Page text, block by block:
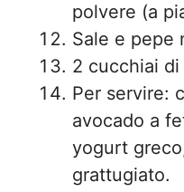
polvere (a
Sale e pepe
2 cucchiai di
Per servire:
avocado a
yogurt
grattugiato.